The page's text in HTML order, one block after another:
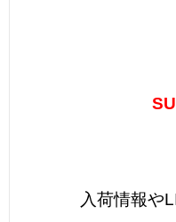
入荷情報や